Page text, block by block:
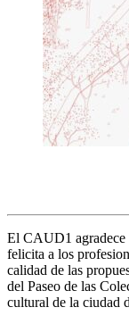
El CAUD1 agradece
felicita a los
calidad de las
del Paseo de las
cultural de la ciudad